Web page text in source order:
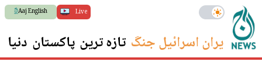
Live
Aaj English
ایران اسرائیل جنگ تازہ ترین پاکستان دنیا